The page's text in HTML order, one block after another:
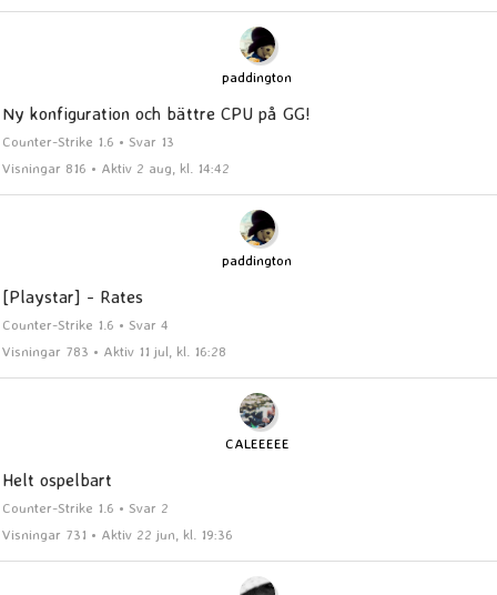
paddington
Ny konfiguration och bättre CPU på GG!
Counter-Strike 1.6 • Svar 13
Visningar 816 • Aktiv 2 aug, kl. 14:42
paddington
[Playstar] - Rates
Counter-Strike 1.6 • Svar 4
Visningar 783 • Aktiv 11 jul, kl. 16:28
CALEEEEE
Helt ospelbart
Counter-Strike 1.6 • Svar 2
Visningar 731 • Aktiv 22 jun, kl. 19:36